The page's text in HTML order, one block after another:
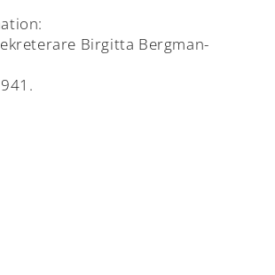
Birgitta Bergman-